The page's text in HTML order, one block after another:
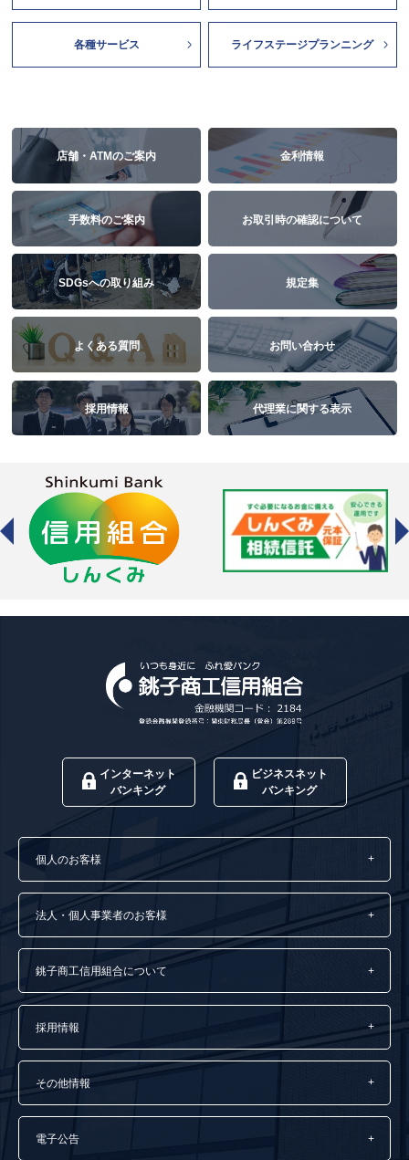
各種サービス ライフステージプランニング
店舗・ATMのご案内 金利情報
手数料のご案内 お取引時の確認について
SDGsへの取り組み 規定集
よくある質問 お問い合わせ
採用情報 代理業に関する表示
インターネット
バンキング
ビジネスネット
バンキング
個人のお客様
法人・個人事業者のお客様
銚子商工信用組合について
採用情報
その他情報
電子公告